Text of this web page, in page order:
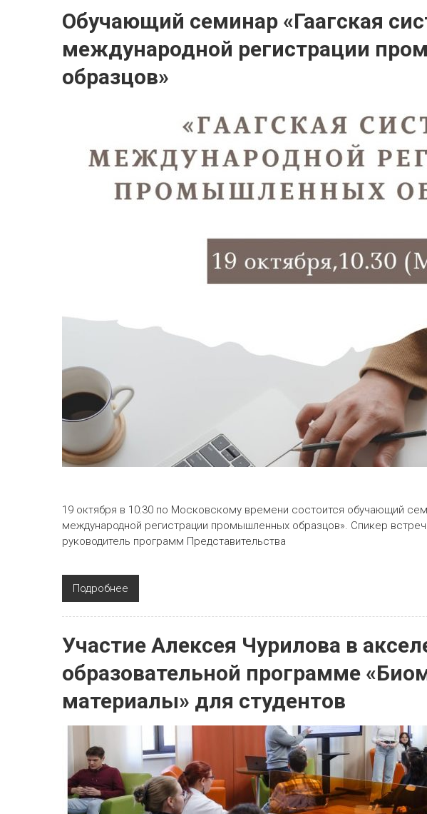
Обучающий семинар «Гаагская
международной регистрации
образцов»
19 октября в 10:30 по Московскому времени состоится обучающий
международной регистрации промышленных образцов». Спикер
руководитель программ Представительства
Подробнее
Участие Алексея Чурилова в
образовательной программе
материалы» для студентов